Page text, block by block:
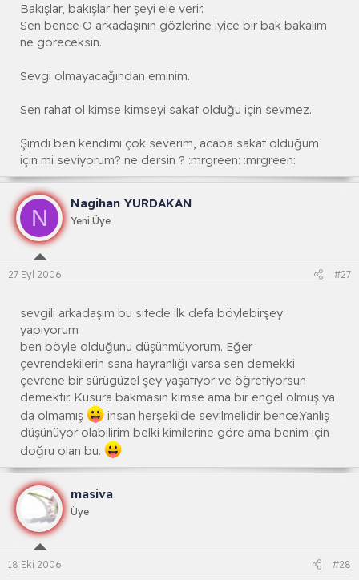
Bakışlar, bakışlar her şeyi ele verir.
Sen bence O arkadaşının gözlerine iyice bir bak bakalım
ne göreceksin.
Sevgi olmayacağından eminim.
Sen rahat ol kimse kimseyi sakat olduğu için sevmez.
Şimdi ben kendimi çok severim, acaba sakat olduğum
için mi seviyorum? ne dersin ? :mrgreen: :mrgreen:
N
Nagihan YURDAKAN
Yeni Üye
27 Eyl 2006 #27
sevgili arkadaşım bu sitede ilk defa böylebirşey
yapıyorum
ben böyle olduğunu düşünmüyorum. Eğer
çevrendekilerin sana hayranlığı varsa sen demekki
çevrene bir sürügüzel şey yaşatıyor ve öğretiyorsun
demektir. Kusura bakmasın kimse ama bir engel olmuş ya
da olmamış
insan herşekilde sevilmelidir bence.Yanlış
düşünüyor olabilirim belki kimilerine göre ama benim için
doğru olan bu.
masiva
Üye
18 Eki 2006 #28